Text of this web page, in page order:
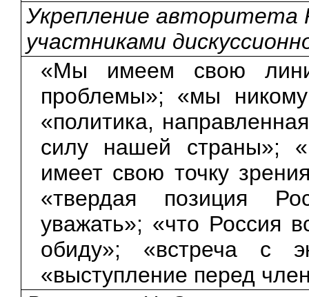
Укрепление авторитета
участниками
«Мы имеем свою
проблемы»; «мы
«политика,
силу нашей страны»;
имеет свою точку
«твердая позиция
уважать»; «что Россия
обиду»; «встреча с
«выступление перед